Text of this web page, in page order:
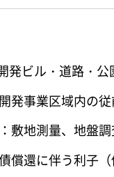
発ビル・道路・
発事業区域内の
敷地測量、地盤
償還に伴う利子（